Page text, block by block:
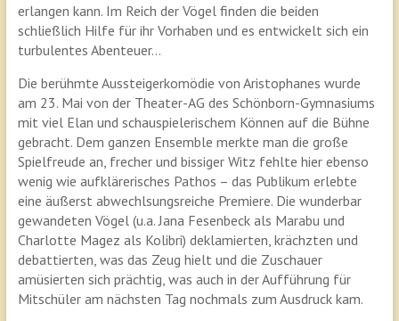
erlangen kann. Im Reich der Vögel finden die beiden
schließlich Hilfe für ihr Vorhaben und es entwickelt sich ein
turbulentes Abenteuer…
Die berühmte Aussteigerkomödie von Aristophanes wurde
am 23. Mai von der Theater-AG des Schönborn-Gymnasiums
mit viel Elan und schauspielerischem Können auf die Bühne
gebracht. Dem ganzen Ensemble merkte man die große
Spielfreude an, frecher und bissiger Witz fehlte hier ebenso
wenig wie aufklärerisches Pathos – das Publikum erlebte
eine äußerst abwechlsungsreiche Premiere. Die wunderbar
gewandeten Vögel (u.a. Jana Fesenbeck als Marabu und
Charlotte Magez als Kolibri) deklamierten, krächzten und
debattierten, was das Zeug hielt und die Zuschauer
amüsierten sich prächtig, was auch in der Aufführung für
Mitschüler am nächsten Tag nochmals zum Ausdruck kam.